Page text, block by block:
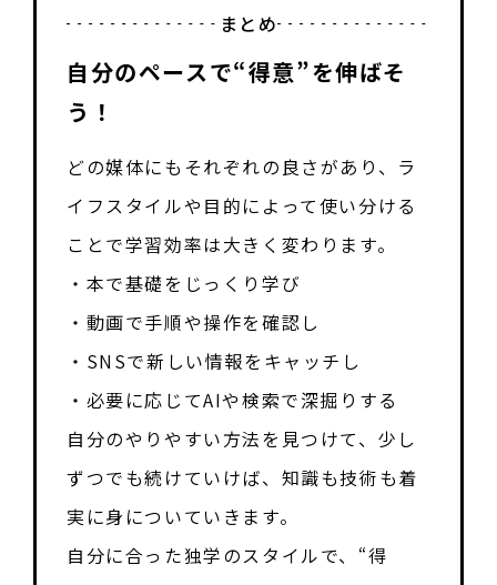
まとめ
自分のペースで“得意”を伸ばそ
う！
どの媒体にもそれぞれの良さがあり、ラ
イフスタイルや目的によって使い分ける
ことで学習効率は大きく変わります。
・本で基礎をじっくり学び
・動画で手順や操作を確認し
・SNSで新しい情報をキャッチし
・必要に応じてAIや検索で深掘りする
自分のやりやすい方法を見つけて、少し
ずつでも続けていけば、知識も技術も着
実に身についていきます。
自分に合った独学のスタイルで、“得